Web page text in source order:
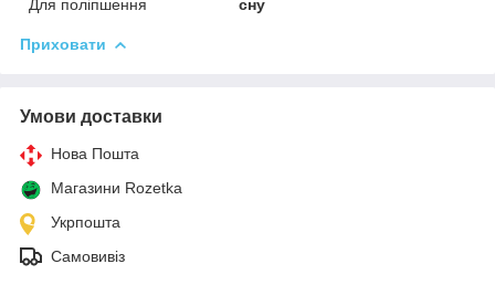
Для поліпшення
сну
Приховати
Умови доставки
Нова Пошта
Магазини Rozetka
Укрпошта
Самовивіз